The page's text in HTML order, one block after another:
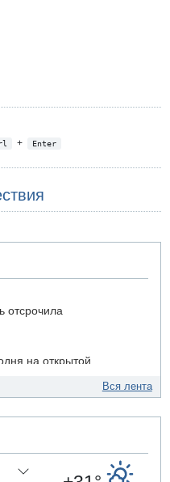
+ Enter
отсрочила
на открытой
Вся лента